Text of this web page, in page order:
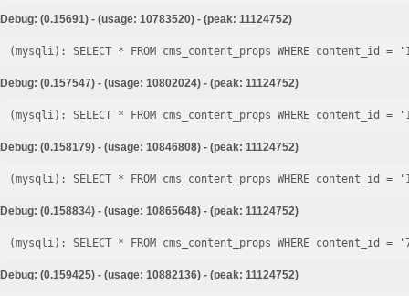
Debug: (0.15691) - (usage: 10783520) - (peak: 11124752)
Debug: (0.157547) - (usage: 10802024) - (peak: 11124752)
Debug: (0.158179) - (usage: 10846808) - (peak: 11124752)
Debug: (0.158834) - (usage: 10865648) - (peak: 11124752)
Debug: (0.159425) - (usage: 10882136) - (peak: 11124752)